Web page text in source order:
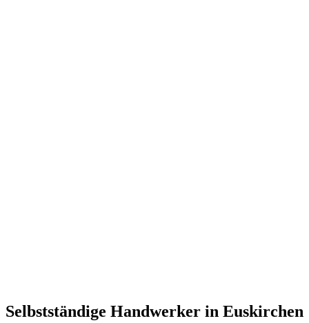
Selbstständige Handwerker in Euskirchen